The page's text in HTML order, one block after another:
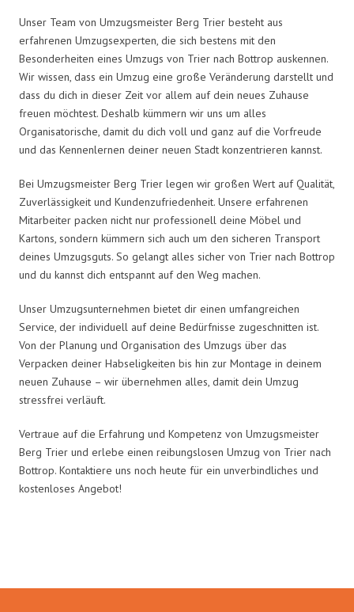
Unser Team von Umzugsmeister Berg Trier besteht aus
erfahrenen Umzugsexperten, die sich bestens mit den
Besonderheiten eines Umzugs von Trier nach Bottrop auskennen.
Wir wissen, dass ein Umzug eine große Veränderung darstellt und
dass du dich in dieser Zeit vor allem auf dein neues Zuhause
freuen möchtest. Deshalb kümmern wir uns um alles
Organisatorische, damit du dich voll und ganz auf die Vorfreude
und das Kennenlernen deiner neuen Stadt konzentrieren kannst.
Bei Umzugsmeister Berg Trier legen wir großen Wert auf Qualität,
Zuverlässigkeit und Kundenzufriedenheit. Unsere erfahrenen
Mitarbeiter packen nicht nur professionell deine Möbel und
Kartons, sondern kümmern sich auch um den sicheren Transport
deines Umzugsguts. So gelangt alles sicher von Trier nach Bottrop
und du kannst dich entspannt auf den Weg machen.
Unser Umzugsunternehmen bietet dir einen umfangreichen
Service, der individuell auf deine Bedürfnisse zugeschnitten ist.
Von der Planung und Organisation des Umzugs über das
Verpacken deiner Habseligkeiten bis hin zur Montage in deinem
neuen Zuhause – wir übernehmen alles, damit dein Umzug
stressfrei verläuft.
Vertraue auf die Erfahrung und Kompetenz von Umzugsmeister
Berg Trier und erlebe einen reibungslosen Umzug von Trier nach
Bottrop. Kontaktiere uns noch heute für ein unverbindliches und
kostenloses Angebot!